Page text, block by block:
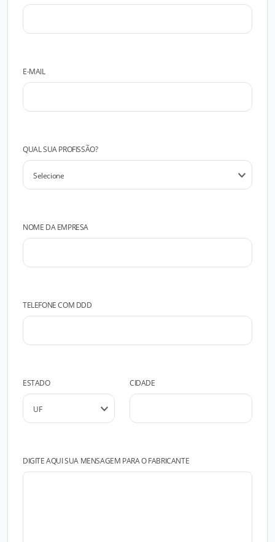
E-MAIL
QUAL SUA PROFISSÃO?
NOME DA EMPRESA
TELEFONE COM DDD
ESTADO CIDADE
DIGITE AQUI SUA MENSAGEM PARA O FABRICANTE